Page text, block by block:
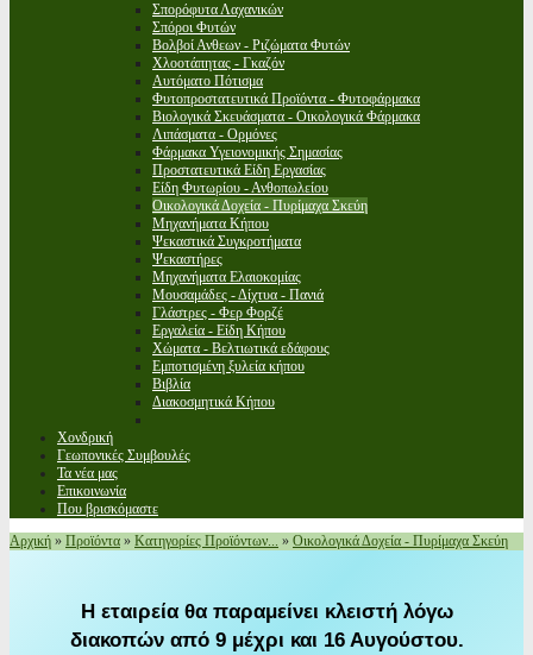
Σπορόφυτα Λαχανικών
Σπόροι Φυτών
Βολβοί Ανθεων - Ριζώματα Φυτών
Χλοοτάπητας - Γκαζόν
Αυτόματο Πότισμα
Φυτοπροστατευτικά Προϊόντα - Φυτοφάρμακα
Βιολογικά Σκευάσματα - Οικολογικά Φάρμακα
Λιπάσματα - Ορμόνες
Φάρμακα Υγειονομικής Σημασίας
Προστατευτικά Είδη Εργασίας
Είδη Φυτωρίου - Ανθοπωλείου
Οικολογικά Δοχεία - Πυρίμαχα Σκεύη
Μηχανήματα Κήπου
Ψεκαστικά Συγκροτήματα
Ψεκαστήρες
Μηχανήματα Ελαιοκομίας
Μουσαμάδες - Δίχτυα - Πανιά
Γλάστρες - Φερ Φορζέ
Εργαλεία - Είδη Κήπου
Χώματα - Βελτιωτικά εδάφους
Εμποτισμένη ξυλεία κήπου
Βιβλία
Διακοσμητικά Κήπου
Χονδρική
Γεωπονικές Συμβουλές
Τα νέα μας
Επικοινωνία
Που βρισκόμαστε
Αρχική » Προϊόντα » Κατηγορίες Προϊόντων... » Οικολογικά Δοχεία - Πυρίμαχα Σκεύη
Η εταιρεία θα παραμείνει κλειστή λόγω
διακοπών από 9 μέχρι και 16 Αυγούστου.